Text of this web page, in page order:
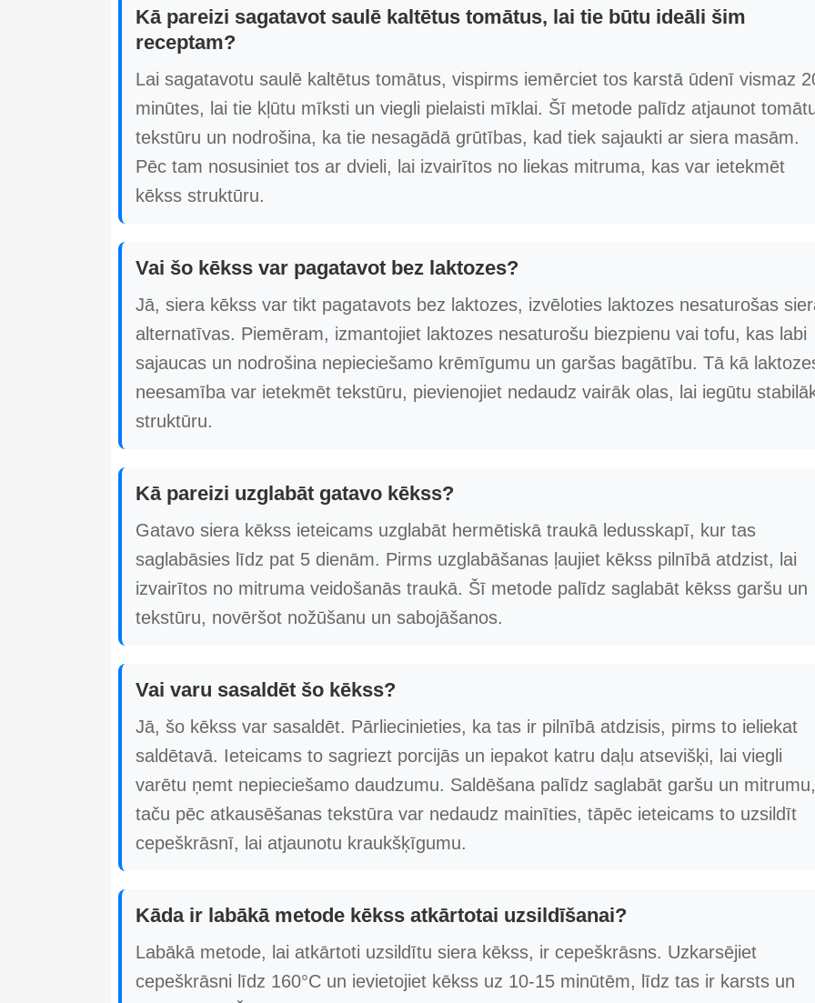
Kā pareizi sagatavot saulē kaltētus tomātus, lai tie būtu ideāli šim
receptam?
Lai sagatavotu saulē kaltētus tomātus, vispirms iemērciet tos karstā ūdenī vismaz
minūtes, lai tie kļūtu mīksti un viegli pielaisti mīklai. Šī metode palīdz atjaunot
tekstūru un nodrošina, ka tie nesagādā grūtības, kad tiek sajaukti ar siera masām.
Pēc tam nosusiniet tos ar dvieli, lai izvairītos no liekas mitruma, kas var ietekmēt
kēkss struktūru.
Vai šo kēkss var pagatavot bez laktozes?
Jā, siera kēkss var tikt pagatavots bez laktozes, izvēloties laktozes nesaturošas
alternatīvas. Piemēram, izmantojiet laktozes nesaturošu biezpienu vai tofu, kas labi
sajaucas un nodrošina nepieciešamo krēmīgumu un garšas bagātību. Tā kā
neesamība var ietekmēt tekstūru, pievienojiet nedaudz vairāk olas, lai iegūtu
struktūru.
Kā pareizi uzglabāt gatavo kēkss?
Gatavo siera kēkss ieteicams uzglabāt hermētiskā traukā ledusskapī, kur tas
saglabāsies līdz pat 5 dienām. Pirms uzglabāšanas ļaujiet kēkss pilnībā atdzist, lai
izvairītos no mitruma veidošanās traukā. Šī metode palīdz saglabāt kēkss garšu un
tekstūru, novēršot nožūšanu un sabojāšanos.
Vai varu sasaldēt šo kēkss?
Jā, šo kēkss var sasaldēt. Pārliecinieties, ka tas ir pilnībā atdzisis, pirms to ieliekat
saldētavā. Ieteicams to sagriezt porcijās un iepakot katru daļu atsevišķi, lai viegli
varētu ņemt nepieciešamo daudzumu. Saldēšana palīdz saglabāt garšu un mitrumu,
taču pēc atkausēšanas tekstūra var nedaudz mainīties, tāpēc ieteicams to uzsildīt
cepeškrāsnī, lai atjaunotu kraukšķīgumu.
Kāda ir labākā metode kēkss atkārtotai uzsildīšanai?
Labākā metode, lai atkārtoti uzsildītu siera kēkss, ir cepeškrāsns. Uzkarsējiet
cepeškrāsni līdz 160°C un ievietojiet kēkss uz 10-15 minūtēm, līdz tas ir karsts un